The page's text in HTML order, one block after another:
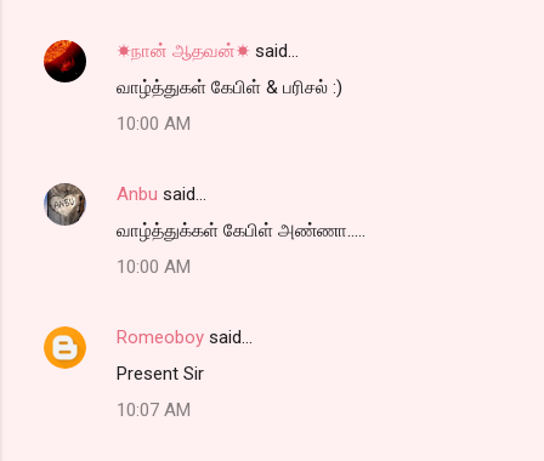
☀நான் ஆதவன்☀ said…
வாழ்த்துகள் கேபிள் & பரிசல் :)
10:00 AM
Anbu said…
வாழ்த்துக்கள் கேபிள் அண்ணா.....
10:00 AM
Romeoboy said…
Present Sir
10:07 AM